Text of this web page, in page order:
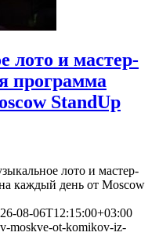
лото и мастер-
программа
StandUp
лото и мастер-
каждый день от Moscow
08-06T12:15:00+03:00
moskve-ot-komikov-iz-